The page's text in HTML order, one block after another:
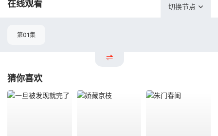
在线观看 切换节点
第01集
猜你喜欢